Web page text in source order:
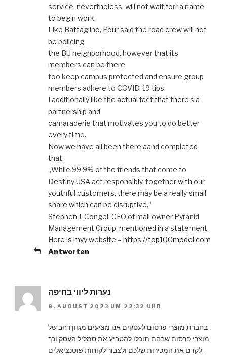
service, nevertheless, will not wait forr a name
to begin work.
Like Battaglino, Pour said the road crew will not
be policing
the BU neighborhood, however that its
members can be there
too keep campus protected and ensure group
members adhere to COVID-19 tips.
I additionally like the actual fact that there’s a
partnership and
camaraderie that motivates you to do better
every time.
Now we have all been there aand completed
that.
„While 99.9% of the friends that come to
Destiny USA act responsibly, together with our
youthful customers, there may be a really small
share which can be disruptive,“
Stephen J. Congel, CEO of mall owner Pyranid
Management Group, mentioned in a statement.
Here is myy website – https://top100model.com
Antworten
נערות ליווי בחיפה
8. AUGUST 2023 UM 22:32 UHR
בחברת מוצרי פרסום לעסקים אנו מציעים מגוון רחב של
מוצרי פרסום שבהם תוכלו להטביע את סמליל העסק וכך
לקדם את המכירות שלכם ולצבור לקוחות פוטנציאלים.